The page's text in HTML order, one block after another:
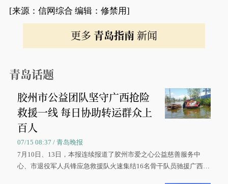
[来源：信网综合 编辑：修禁用]
更多 青岛指南 新闻
青岛话题
胶州市公益团队坚守广西抢险
救援一线 每日协助转运群众上
百人
07/15 08:37 / 青岛晚报
7月10日、13日，本报连续报道了胶州市爱之心公益慈善服务中
心、市退役军人兵锋应急救援队火速集结16名骨干队员驰援广西灾